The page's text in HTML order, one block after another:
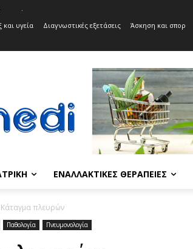
.
και υγεία Διαγνωστικές εξετάσεις Άσκηση και σπορ
ΕΝΑΛΛΑΚΤΙΚΈΣ ΘΕΡΑΠΕΊΕΣ
Κάταγμα πλευρών
Παθολογία Πνευμονολογία